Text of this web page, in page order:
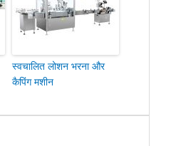
स्वचालित लोशन भरना और
कैपिंग मशीन